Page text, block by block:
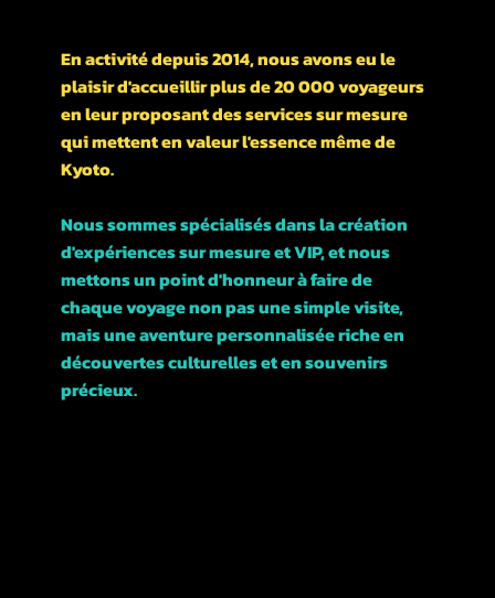
En activité depuis 2014, nous avons eu le
plaisir d'accueillir plus de 20 000 voyageurs
en leur proposant des services sur mesure
qui mettent en valeur l'essence même de
Kyoto.
Nous sommes spécialisés dans la création
d'expériences sur mesure et VIP, et nous
mettons un point d'honneur à faire de
chaque voyage non pas une simple visite,
mais une aventure personnalisée riche en
découvertes culturelles et en souvenirs
précieux.